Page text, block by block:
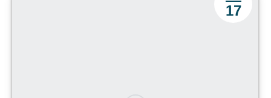
17